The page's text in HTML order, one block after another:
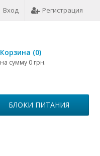
Вход Регистрация
Корзина (0)
на сумму 0 грн.
БЛОКИ ПИТАНИЯ